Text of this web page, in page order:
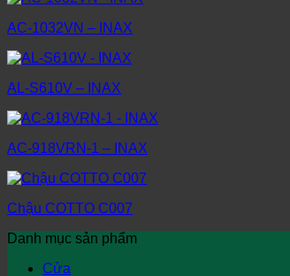
AC-1032VN – INAX
AL-S610V – INAX
AC-918VRN-1 – INAX
Chậu COTTO C007
Danh mục sản phẩm
Cửa